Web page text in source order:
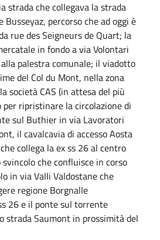
strada che collegava la strada
Busseyaz, percorso che ad oggi è
rue des Seigneurs de Quart; la
in fondo a via Volontari
palestra comunale; il viadotto
del Col du Mont, nella zona
società CAS (in attesa del più
ripristinare la circolazione di
sul Buthier in via Lavoratori
il cavalcavia di accesso Aosta
collega la ex ss 26 al centro
che confluisce in corso
in via Valli Valdostane che
regione Borgnalle
26 e il ponte sul torrente
strada Saumont in prossimità del